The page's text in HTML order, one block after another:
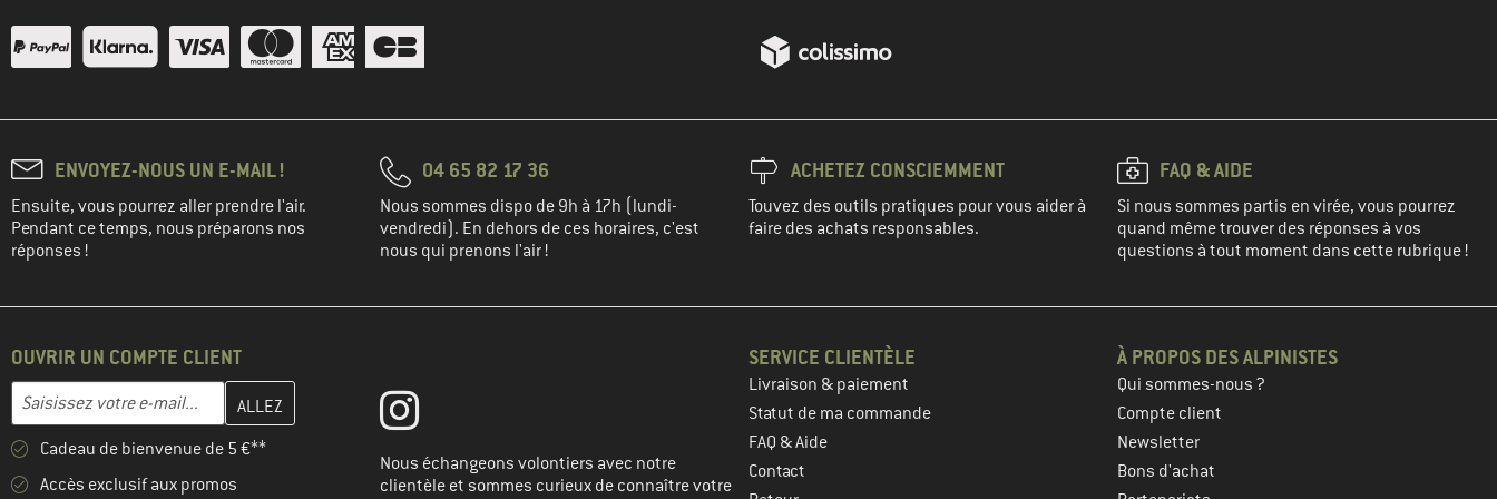
ENVOYEZ-NOUS UN E-MAIL !
Ensuite, vous pourrez aller prendre l'air.
Pendant ce temps, nous préparons nos
réponses !
04 65 82 17 36
Nous sommes dispo de 9h à 17h (lundi-
vendredi). En dehors de ces horaires, c'est
nous qui prenons l'air !
ACHETEZ CONSCIEMMENT
Touvez des outils pratiques pour vous aider à
faire des achats responsables.
FAQ & AIDE
Si nous sommes partis en virée, vous pourrez
quand même trouver des réponses à vos
questions à tout moment dans cette rubrique !
OUVRIR UN COMPTE CLIENT
Adresse e-mail
Entrez votre adresse e-mail ici et créez votre compte client à la prochaine étape
Cadeau de bienvenue de 5 €**
Accès exclusif aux promos
Nous échangeons volontiers avec notre
clientèle et sommes curieux de connaître votre
SERVICE CLIENTÈLE
Livraison & paiement
Statut de ma commande
FAQ & Aide
Contact
À PROPOS DES ALPINISTES
Qui sommes-nous ?
Compte client
Newsletter
Bons d'achat